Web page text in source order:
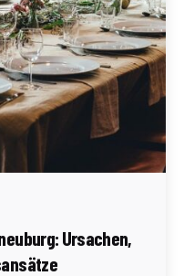
Korneuburg (AT)
Ursachen,